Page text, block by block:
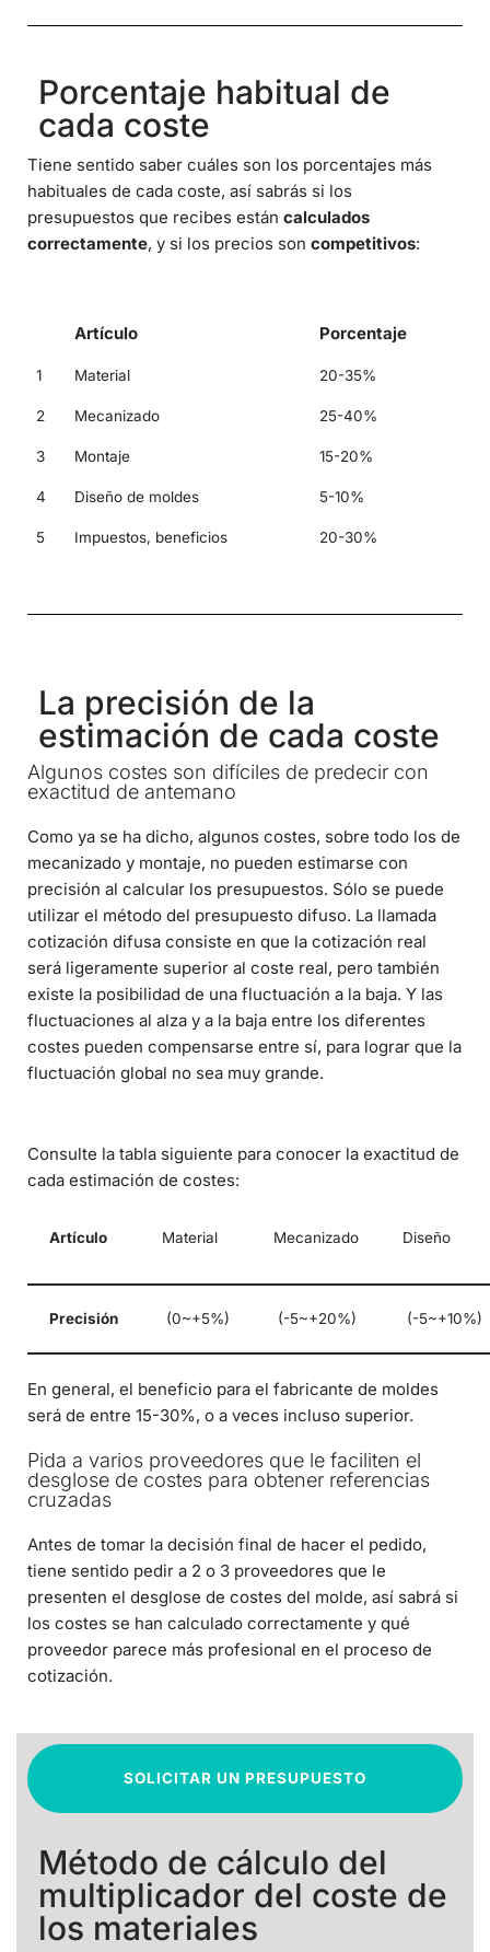
Porcentaje habitual de
cada coste
Tiene sentido saber cuáles son los porcentajes más
habituales de cada coste, así sabrás si los
presupuestos que recibes están calculados
correctamente, y si los precios son competitivos:
Artículo Porcentaje
1 Material 20-35%
2 Mecanizado 25-40%
3 Montaje 15-20%
4 Diseño de moldes 5-10%
5 Impuestos, beneficios 20-30%
La precisión de la
estimación de cada coste
Algunos costes son difíciles de predecir con
exactitud de antemano
Como ya se ha dicho, algunos costes, sobre todo los de
mecanizado y montaje, no pueden estimarse con
precisión al calcular los presupuestos. Sólo se puede
utilizar el método del presupuesto difuso. La llamada
cotización difusa consiste en que la cotización real
será ligeramente superior al coste real, pero también
existe la posibilidad de una fluctuación a la baja. Y las
fluctuaciones al alza y a la baja entre los diferentes
costes pueden compensarse entre sí, para lograr que la
fluctuación global no sea muy grande.
Consulte la tabla siguiente para conocer la exactitud de
cada estimación de costes:
Artículo Material Mecanizado Diseño
Precisión (0~+5%) (-5~+20%) (-5~+10%)
En general, el beneficio para el fabricante de moldes
será de entre 15-30%, o a veces incluso superior.
Pida a varios proveedores que le faciliten el
desglose de costes para obtener referencias
cruzadas
Antes de tomar la decisión final de hacer el pedido,
tiene sentido pedir a 2 o 3 proveedores que le
presenten el desglose de costes del molde, así sabrá si
los costes se han calculado correctamente y qué
proveedor parece más profesional en el proceso de
cotización.
SOLICITAR UN PRESUPUESTO
Método de cálculo del
multiplicador del coste de
los materiales